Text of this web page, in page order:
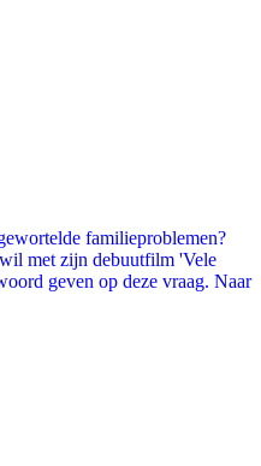
familieproblemen?
met zijn debuutfilm 'Vele
geven op deze vraag. Naar